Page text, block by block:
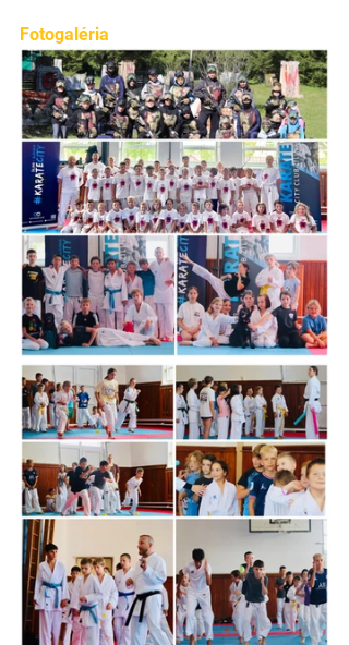
Fotogaléria